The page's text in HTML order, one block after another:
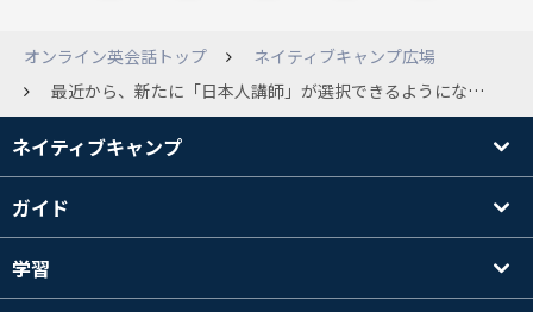
オンライン英会話トップ
ネイティブキャンプ広場
最近から、新たに「日本人講師」が選択できるようになっています。 どのような目的で、またlevelの方が向いているのでしょうか。 NCのターゲットとしては初心者～中級者かなと思うのですが、上級者でも受講するメリットはありますか？ 予約に400コイン（約800円）かかるようですが、その価値があるのかどうか。 受講された方の意見を伺いたいです。
ネイティブキャンプ
ガイド
学習